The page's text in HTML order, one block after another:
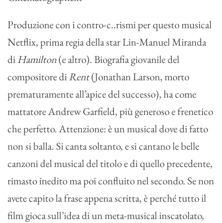
Produzione con i contro-c..rismi per questo musical
Netflix, prima regia della star Lin-Manuel Miranda
diHamilton(e altro). Biografia giovanile del
compositore diRent(Jonathan Larson, morto
prematuramente all’apice del successo), ha come
mattatore Andrew Garfield, più generoso e frenetico
che perfetto. Attenzione: è un musical dove di fatto
non si balla. Si canta soltanto, e si cantano le belle
canzoni del musical del titolo e di quello precedente,
rimasto inedito ma poi confluito nel secondo. Se non
avete capito la frase appena scritta, è perché tutto il
film gioca sull’idea di un meta-musical inscatolato,